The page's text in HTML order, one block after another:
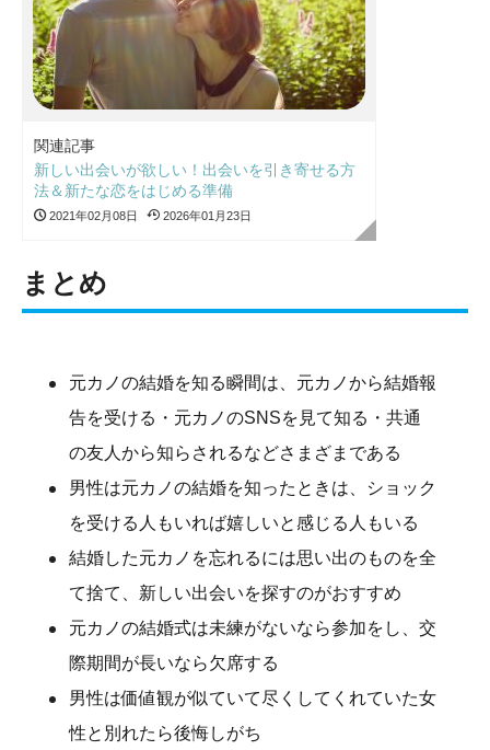
関連記事
新しい出会いが欲しい！出会いを引き寄せる方
法＆新たな恋をはじめる準備
2021年02月08日 2026年01月23日
まとめ
元カノの結婚を知る瞬間は、元カノから結婚報
告を受ける・元カノのSNSを見て知る・共通
の友人から知らされるなどさまざまである
男性は元カノの結婚を知ったときは、ショック
を受ける人もいれば嬉しいと感じる人もいる
結婚した元カノを忘れるには思い出のものを全
て捨て、新しい出会いを探すのがおすすめ
元カノの結婚式は未練がないなら参加をし、交
際期間が長いなら欠席する
男性は価値観が似ていて尽くしてくれていた女
性と別れたら後悔しがち